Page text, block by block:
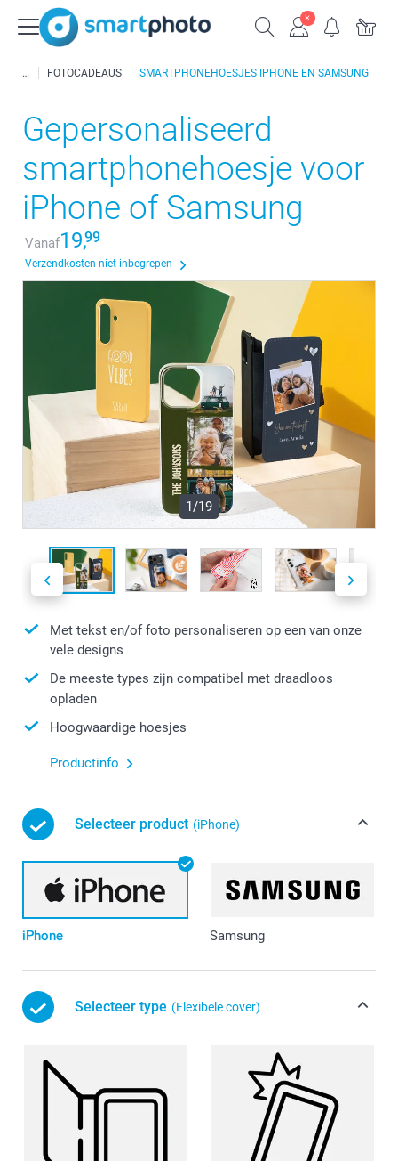
FOTOCADEAUS SMARTPHONEHOESJES IPHONE EN SAMSUNG
Gepersonaliseerd
smartphonehoesje voor
iPhone of Samsung
Vanaf19,99
Verzendkosten niet inbegrepen
1/19
Met tekst en/of foto personaliseren op een van onze
vele designs
De meeste types zijn compatibel met draadloos
opladen
Hoogwaardige hoesjes
Productinfo
Selecteer product (iPhone)
iPhone Samsung
Selecteer type (Flexibele cover)